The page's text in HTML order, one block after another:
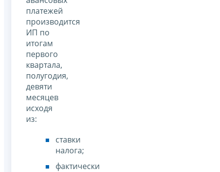
платежей
производится
ИП по
итогам
первого
квартала,
полугодия,
девяти
месяцев
исходя
из:
ставки
налога;
фактически